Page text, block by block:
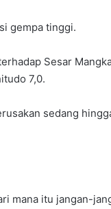
gempa tinggi.
Sesar
7,0.
sedang
mana itu jangan-